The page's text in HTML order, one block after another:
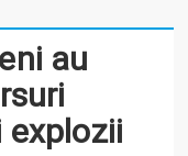
au
explozii